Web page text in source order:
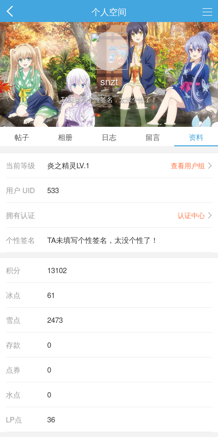
个人空间
snzt
TA未填写个性签名，太没个性了！
帖子 相册 日志 留言 资料
当前等级 炎之精灵LV.1 查看用户组
用户 UID 533
拥有认证 认证中心
个性签名 TA未填写个性签名，太没个性了！
积分 13102
冰点 61
雪点 2473
存款 0
点券 0
水点 0
LP点 36